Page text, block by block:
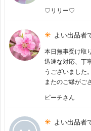
♡リリー♡
よい出品者
本日無事受け取
迅速な対応、丁
うございました。
またのご縁がご
ピーチさん
よい出品者